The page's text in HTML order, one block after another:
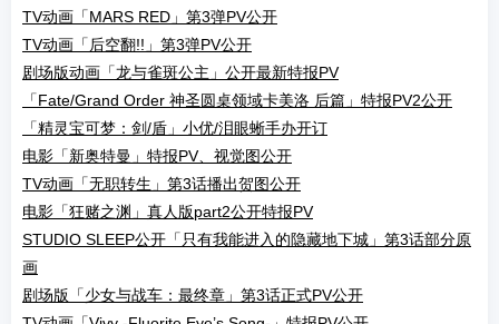
TV动画「MARS RED」第3弹PV公开
TV动画「后空翻!!」第3弹PV公开
剧场版动画「龙与雀斑公主」公开最新特报PV
「Fate/Grand Order 神圣圆桌领域卡美洛 后篇」特报PV2公开
「精灵宝可梦：剑/盾」小优/泪眼蜥手办开订
电影「新奥特曼」特报PV、视觉图公开
TV动画「无职转生」第3话播出贺图公开
电影「狂赌之渊」真人版part2公开特报PV
STUDIO SLEEP公开「只有我能进入的隐藏地下城」第3话部分原
画
剧场版「少女与战车：最终章」第3话正式PV公开